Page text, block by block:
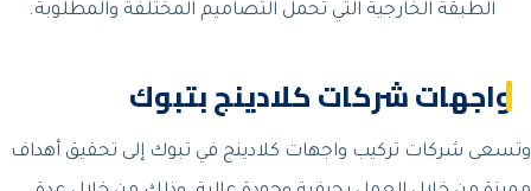
الطبقة الخارجية التي تحمل التصاميم المختلفة والمطلوبة.
واجهات شركات كلادينج بتبوك
وتسعى شركات تركيب واجهات كلادينج في تبوك إلى تحقيق أهداف